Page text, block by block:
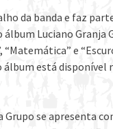
da banda e faz
Luciano Granja
e
álbum está
se apresenta